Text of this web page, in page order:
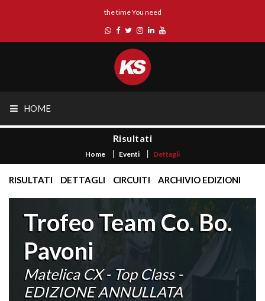
the time You need
HOME
Risultati
Home Eventi Dettagli
RISULTATI DETTAGLI CIRCUITI ARCHIVIO EDIZIONI
Trofeo Team Co. Bo.
Pavoni
Matelica CX - Top Class -
EDIZIONE ANNULLATA